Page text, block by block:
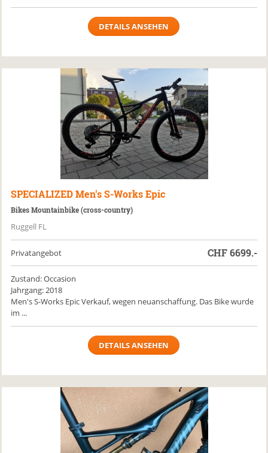
DETAILS ANSEHEN
SPECIALIZED Men's S-Works Epic
Bikes Mountainbike (cross-country)
Ruggell FL
Privatangebot CHF6699.-
Zustand: Occasion
Jahrgang: 2018
Men's S-Works Epic Verkauf, wegen neuanschaffung. Das Bike wurde
im ...
DETAILS ANSEHEN